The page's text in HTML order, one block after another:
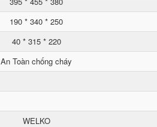
190 * 340 * 250
40 * 315 * 220
An Toàn chống cháy
WELKO